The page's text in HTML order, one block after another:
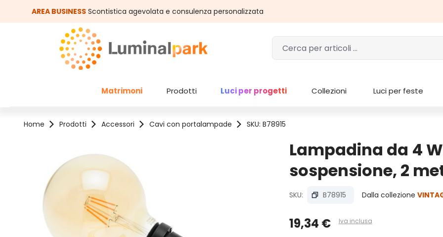
al contenuto principale
Salta alla ricerca
AREA BUSINESS Scontistica agevolata e consulenza personalizzata
Matrimoni Prodotti Luci per progetti Collezioni Luci per feste
Home Prodotti Accessori Cavi con portalampade SKU: B78915
Lampadina da 4
sospensione, 2
SKU: B78915 Dalla collezione
19,34 € Iva inclusa